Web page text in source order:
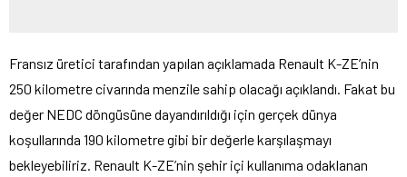
Fransız üretici tarafından yapılan açıklamada Renault K-ZE’nin
250 kilometre civarında menzile sahip olacağı açıklandı. Fakat bu
değer NEDC döngüsüne dayandırıldığı için gerçek dünya
koşullarında 190 kilometre gibi bir değerle karşılaşmayı
bekleyebiliriz. Renault K-ZE’nin şehir içi kullanıma odaklanan